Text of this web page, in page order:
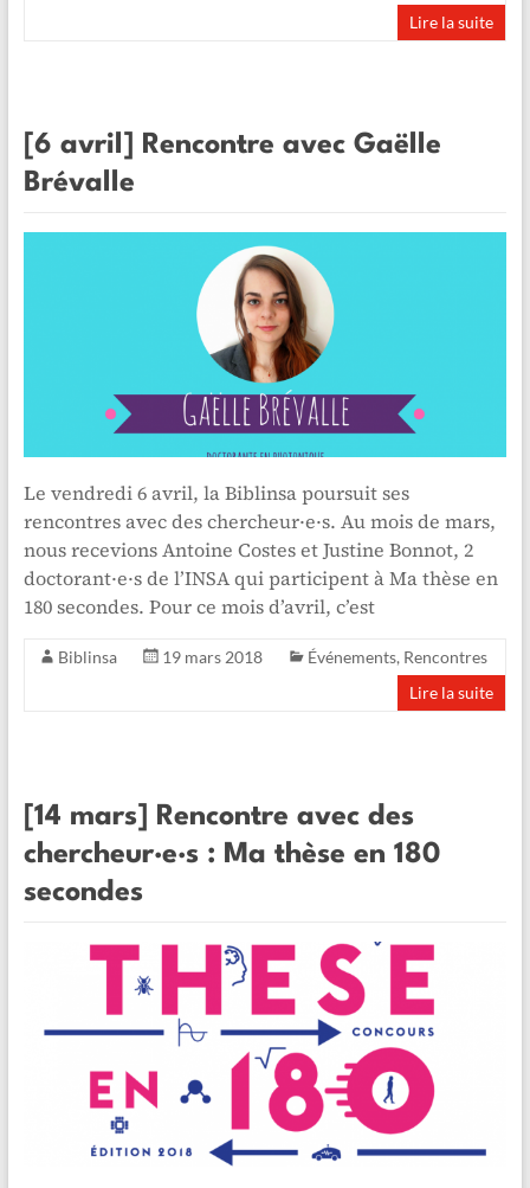
Lire la suite
[6 avril] Rencontre avec Gaëlle
Brévalle
Le vendredi 6 avril, la Biblinsa poursuit ses
rencontres avec des chercheur·e·s. Au mois de mars,
nous recevions Antoine Costes et Justine Bonnot, 2
doctorant·e·s de l’INSA qui participent à Ma thèse en
180 secondes. Pour ce mois d’avril, c’est
Biblinsa 19 mars 2018 Événements, Rencontres
Lire la suite
[14 mars] Rencontre avec des
chercheur·e·s : Ma thèse en 180
secondes